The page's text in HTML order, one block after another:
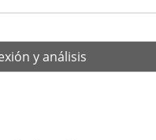
y análisis